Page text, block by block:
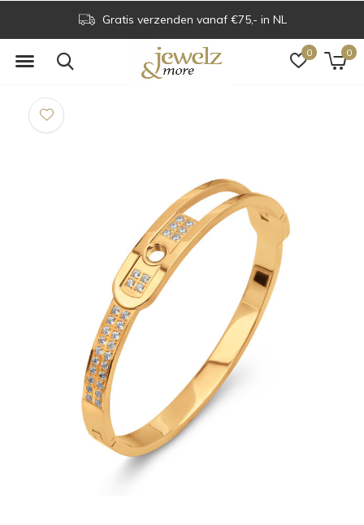
0 0
Gratis verzenden vanaf €75,- in NL